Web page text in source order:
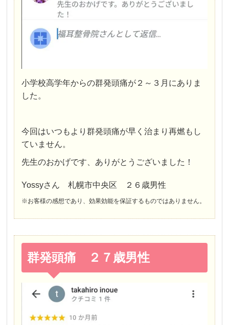
小学校高学年からの群発頭痛が２～３月にありま
した。
今回はいつもより群発頭痛が早く治まり再燃もし
ていません。
先生のおかげです、ありがとうございました！
Yossyさん 札幌市中央区 ２６歳男性
※お客様の感想であり、効果効能を保証するものではありません。
群発頭痛 ２７歳男性